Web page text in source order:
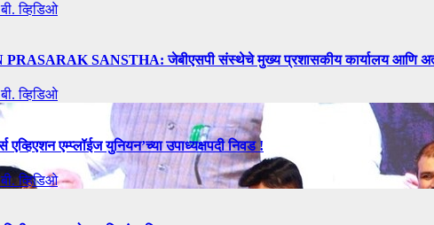
व्हिडिओ
SANSTHA: जेबीएसपी संस्थेचे मुख्य प्रशासकीय कार्यालय आणि
व्हिडिओ
एम्प्लॉईज युनियन’च्या उपाध्यक्षपदी निवड !
व्हिडिओ